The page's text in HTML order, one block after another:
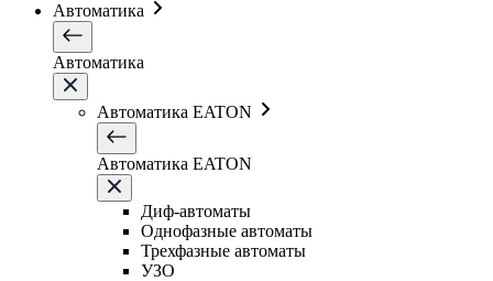
Автоматика
Автоматика
Автоматика EATON
Автоматика EATON
Диф-автоматы
Однофазные автоматы
Трехфазные автоматы
УЗО